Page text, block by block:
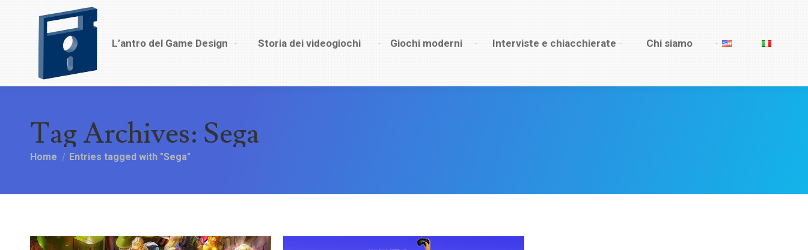
L’antro del Game Design Storia dei videogiochi Giochi moderni Interviste e chiacchierate Chi siamo
Tag Archives: Sega
You are here:
Home Entries tagged with "Sega"
L’antro del Game Design Storia dei videogiochi Giochi moderni Interviste e chiacchierate Chi siamo